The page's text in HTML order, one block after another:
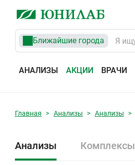
Ближайшие города
АНАЛИЗЫ АКЦИИ ВРАЧИ
Главная Анализы Анализы
Анализы Комплексы